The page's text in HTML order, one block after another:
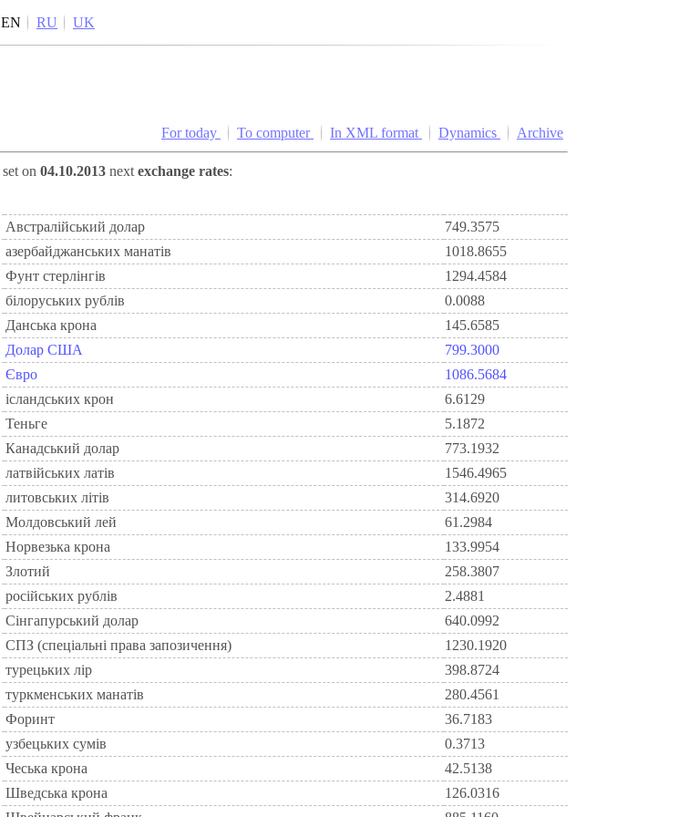
EN RU UK
For today To computer In XML format Dynamics Archive
set on 04.10.2013 next exchange rates:
Австралійський долар
749.3575
азербайджанських манатів
1018.8655
Фунт стерлінгів
1294.4584
білоруських рублів
0.0088
Данська крона
145.6585
Долар США
799.3000
Євро
1086.5684
ісландських крон
6.6129
Теньге
5.1872
Канадський долар
773.1932
латвійських латів
1546.4965
литовських літів
314.6920
Молдовський лей
61.2984
Норвезька крона
133.9954
Злотий
258.3807
російських рублів
2.4881
Сінгапурський долар
640.0992
СПЗ (спеціальні права запозичення)
1230.1920
турецьких лір
398.8724
туркменських манатів
280.4561
Форинт
36.7183
узбецьких сумів
0.3713
Чеська крона
42.5138
Шведська крона
126.0316